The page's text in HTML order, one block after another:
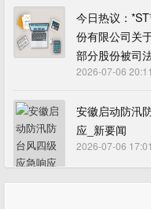
今日热议：
份有限公司关
部分股份被司
2026-07-06
安徽启动防汛
应_新要闻
2026-07-06